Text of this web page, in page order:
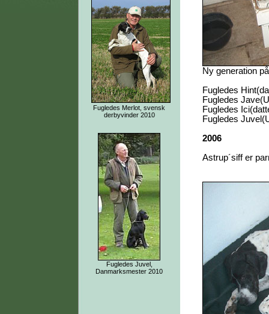
Fugledes Merlot, svensk
derbyvinder 2010
Fugledes Juvel,
Danmarksmester 2010
Ny generation
Fugledes
Fugledes
Fugledes
Fugledes
2006
Astrup´siff er